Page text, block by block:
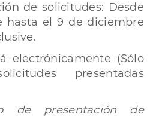
de solicitudes: Desde
hasta el 9 de diciembre
electrónicamente (Sólo
presentadas
de presentación de